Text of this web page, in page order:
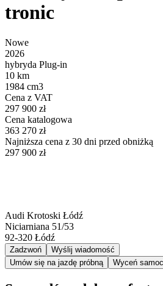
tronic
Nowe
2026
hybryda Plug-in
10 km
1984 cm3
Cena z VAT
297 900 zł
Cena katalogowa
363 270 zł
Najniższa cena z 30 dni przed obniżką
297 900 zł
Audi Krotoski Łódź
Niciarniana 51/53
92-320 Łódź
Zadzwoń
Wyślij wiadomość
Umów się na jazdę próbną
Wyceń